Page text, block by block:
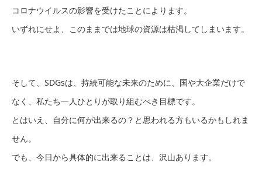
コロナウイルスの影響を受けたことによります。
いずれにせよ、このままでは地球の資源は枯渇してしまいます。
そして、SDGsは、持続可能な未来のために、国や大企業だけで
なく、私たち一人ひとりが取り組むべき目標です。
とはいえ、自分に何が出来るの？と思われる方もいるかもしれま
せん。
でも、今日から具体的に出来ることは、沢山あります。